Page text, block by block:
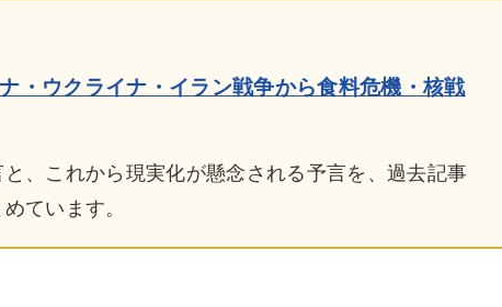
・ウクライナ・イラン戦争から食料危機・核戦
、これから現実化が懸念される予言を、過去記事
ています。